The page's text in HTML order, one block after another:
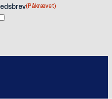
(Påkrævet)